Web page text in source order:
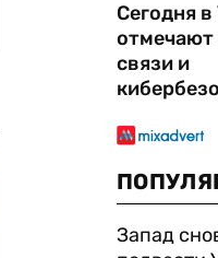
Сегодня
отмечают
связи и
Запад